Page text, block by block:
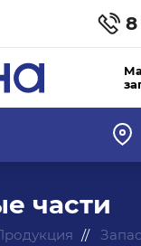
8
части